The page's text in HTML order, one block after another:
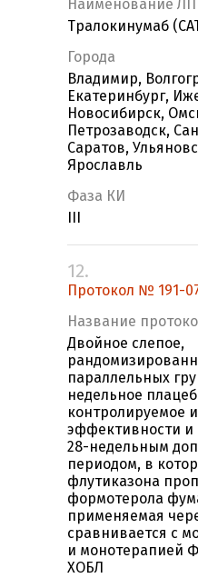
Наименование ЛП
Тралокинумаб
Города
Владимир,
Екатеринбург,
Новосибирск,
Петрозаводск,
Саратов,
Ярославль
Фаза КИ
12.
Протокол № 191-
Название
Двойное слепое,
параллельных
недельное
контролируемое
эффективности и
28-недельным
периодом, в
флутиказона
формотерола
применяемая
сравнивается с
и монотерапией
ХОБЛ